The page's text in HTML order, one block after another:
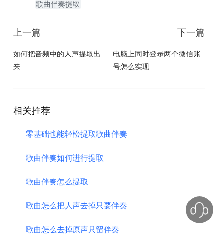
歌曲伴奏提取
上一篇
如何把音频中的人声提取出
来
下一篇
电脑上同时登录两个微信账
号怎么实现
相关推荐
零基础也能轻松提取歌曲伴奏
歌曲伴奏如何进行提取
歌曲伴奏怎么提取
歌曲怎么把人声去掉只要伴奏
​歌曲怎么去掉原声只留伴奏